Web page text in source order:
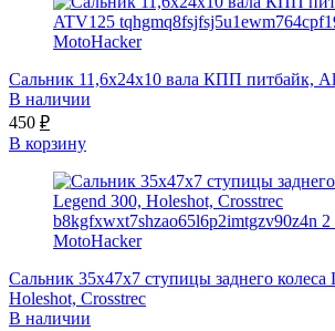
Сальник 11,6x24x10 вала КПП питбайк,
В наличии
450 ₽
В корзину
Сальник 35х47х7 ступицы заднего колеса
Holeshot, Crosstrec
В наличии